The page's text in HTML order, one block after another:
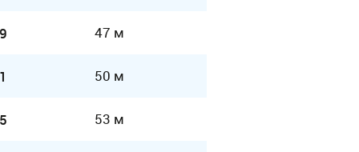
47 м
50 м
53 м